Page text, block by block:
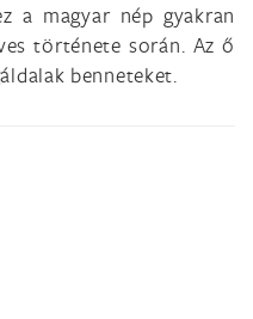
a magyar nép gyakran
története során. Az ő
benneteket.